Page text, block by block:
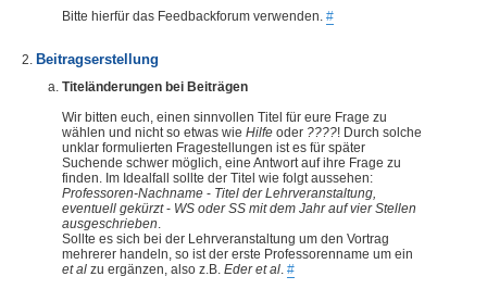
Bitte hierfür das Feedbackforum verwenden.#
Beitragserstellung
Titeländerungen bei Beiträgen
Wir bitten euch, einen sinnvollen Titel für eure Frage zu
wählen und nicht so etwas wieHilfe oder ????! Durch solche
unklar formulierten Fragestellungen ist es für später
Suchende schwer möglich, eine Antwort auf ihre Frage zu
finden. Im Idealfall sollte der Titel wie folgt aussehen:
Professoren-Nachname - Titel der Lehrveranstaltung,
eventuell gekürzt- WS oder SS mit dem Jahr auf vier Stellen
ausgeschrieben.
Sollte es sich bei der Lehrveranstaltung um den Vortrag
mehrerer handeln, so ist der erste Professorenname um ein
et al zu ergänzen, also z.B.Eder et al.#